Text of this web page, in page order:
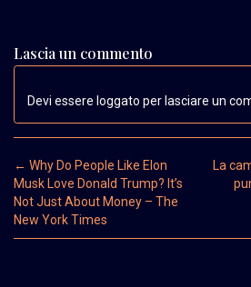
Lascia un commento
Devi essere loggato per lasciare un
Post navigation
← Why Do People Like Elon
Musk Love Donald Trump? It’s
Not Just About Money – The
New York Times
La